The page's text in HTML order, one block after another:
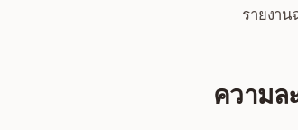
รายงา
ความล